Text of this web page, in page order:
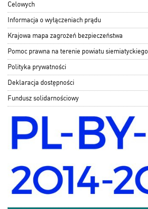
Celowych
Informacja o wyłączeniach prądu
Krajowa mapa zagrożeń bezpieczeństwa
Pomoc prawna na terenie powiatu siemiatyckiego
Polityka prywatności
Deklaracja dostępności
Fundusz solidarnościowy